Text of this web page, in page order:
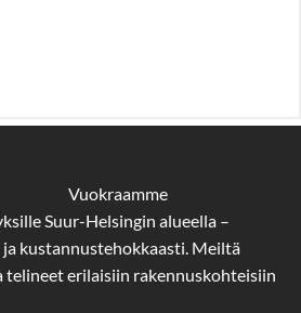
Vuokraamme
Suur-Helsingin alueella –
kustannustehokkaasti. Meiltä
telineet erilaisiin rakennuskohteisiin